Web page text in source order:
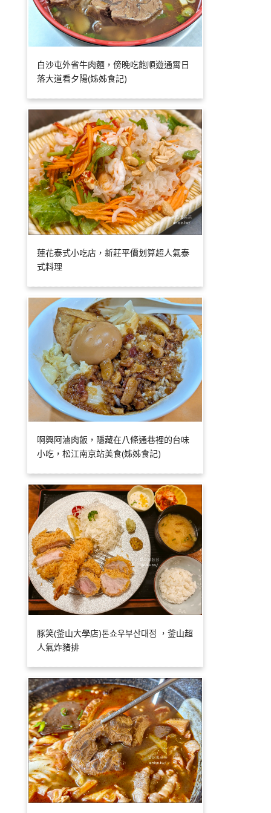
白沙屯外省牛肉麵，傍晚吃飽順遊通霄日
落大道看夕陽(姊姊食記)
蓮花泰式小吃店，新莊平價划算超人氣泰
式料理
啊興阿滷肉飯，隱藏在八條通巷裡的台味
小吃，松江南京站美食(姊姊食記)
豚笑(釜山大學店)톤쇼우부산대점 ，釜山超
人氣炸豬排